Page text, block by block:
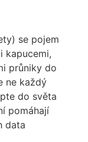
se pojem
kapucemi,
průniky do
ne každý
do světa
pomáhají
data